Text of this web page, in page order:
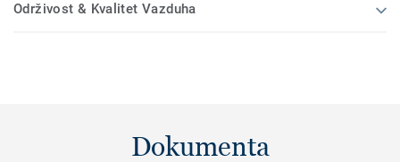
Održivost & Kvalitet Vazduha
Dokumenta